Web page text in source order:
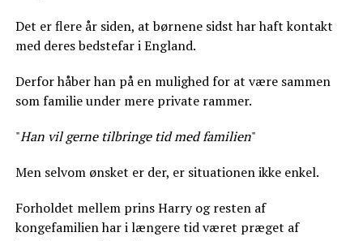
Det er flere år siden, at børnene sidst har haft kontakt
med deres bedstefar i England.
Derfor håber han på en mulighed for at være sammen
som familie under mere private rammer.
"Han vil gerne tilbringe tid med familien"
Men selvom ønsket er der, er situationen ikke enkel.
Forholdet mellem prins Harry og resten af
kongefamilien har i længere tid været præget af